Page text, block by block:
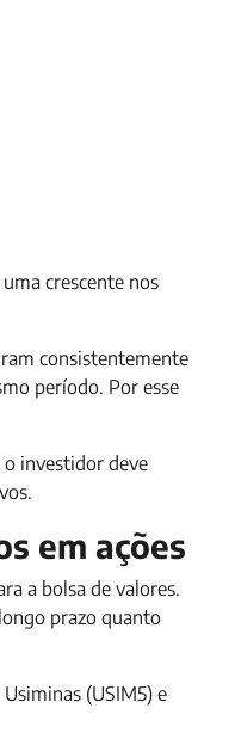
crescente nos
consistentemente
período. Por esse
o investidor deve
em ações
a bolsa de valores.
prazo quanto
(USIM5) e